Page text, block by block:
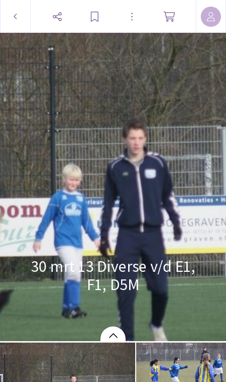
30 mrt 13 Diverse v/d E1,
F1, D5M